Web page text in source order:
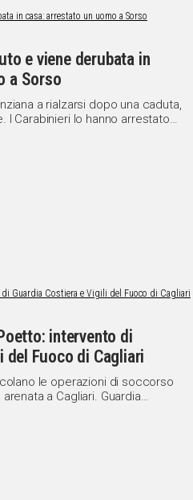
e viene derubata in
a Sorso
a rialzarsi dopo una caduta,
I Carabinieri lo hanno arrestato
intervento di
del Fuoco di Cagliari
le operazioni di soccorso
a Cagliari. Guardia